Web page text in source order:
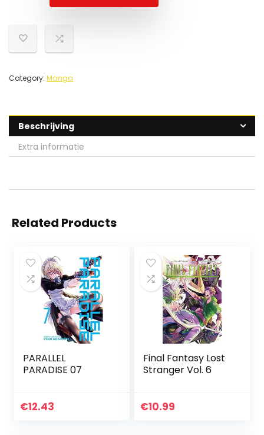
Category: Manga
Beschrijving
Extra informatie
Related Products
PARALLEL
PARADISE 07
€12.43
Final Fantasy Lost
Stranger Vol. 6
€10.99